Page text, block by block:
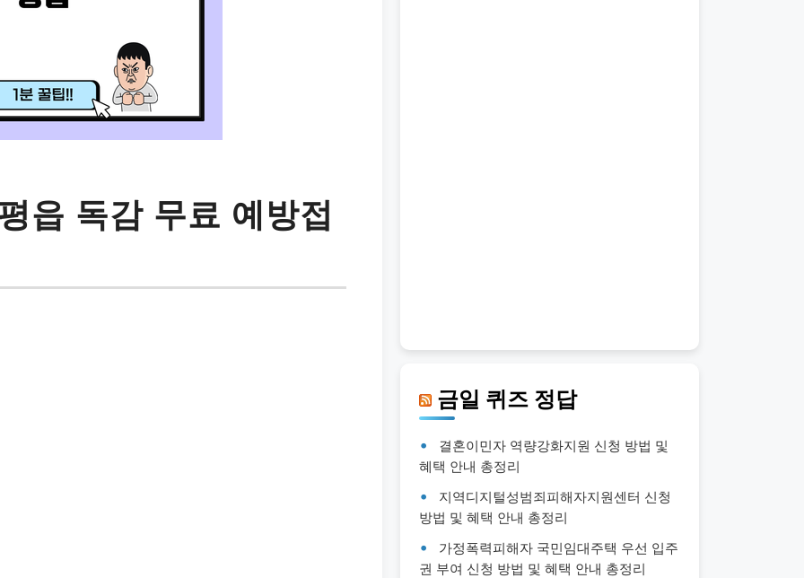
읍 독감 무료 예방접
금일 퀴즈 정답
결혼이민자 역량강화지원 신청 방법 및
혜택 안내 총정리
지역디지털성범죄피해자지원센터 신청
방법 및 혜택 안내 총정리
가정폭력피해자 국민임대주택 우선 입주
권 부여 신청 방법 및 혜택 안내 총정리